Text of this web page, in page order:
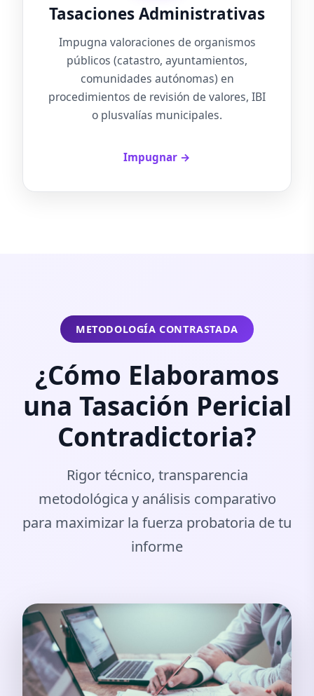
Tasaciones Administrativas
Impugna valoraciones de organismos
públicos (catastro, ayuntamientos,
comunidades autónomas) en
procedimientos de revisión de valores, IBI
o plusvalías municipales.
Impugnar →
METODOLOGÍA CONTRASTADA
¿Cómo Elaboramos
una Tasación Pericial
Contradictoria?
Rigor técnico, transparencia
metodológica y análisis comparativo
para maximizar la fuerza probatoria de tu
informe